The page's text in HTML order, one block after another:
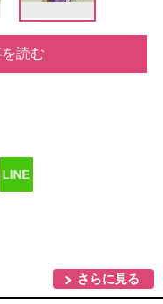
読む
さらに見る